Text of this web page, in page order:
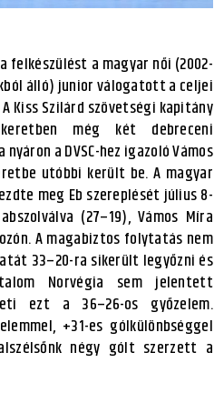
felkészülést a magyar női (2002-
álló) junior válogatott a celjei
Kiss Szilárd szövetségi kapitány
még két debreceni
a DVSC-hez igazoló Vámos
utóbbi került be. A magyar
meg Eb szereplését július 8-
(27–19), Vámos Míra
A magabiztos folytatás nem
33–20-ra sikerült legyőzni és
Norvégia sem jelentett
ezt a 36–26-os győzelem.
+31-es gólkülönbséggel
négy gólt szerzett a